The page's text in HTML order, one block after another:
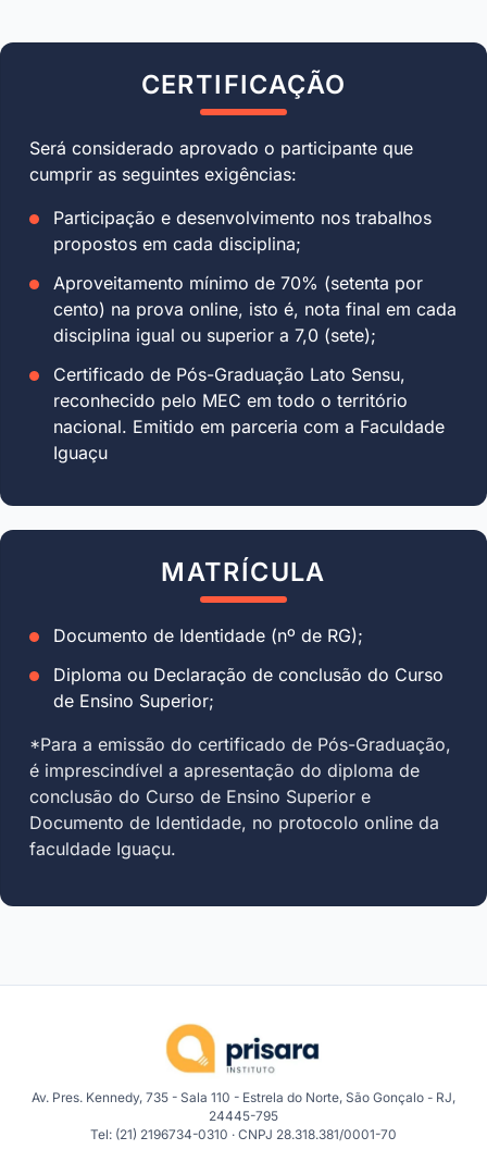
CERTIFICAÇÃO
Será considerado aprovado o participante que
cumprir as seguintes exigências:
Participação e desenvolvimento nos trabalhos
propostos em cada disciplina;
Aproveitamento mínimo de 70% (setenta por
cento) na prova online, isto é, nota final em cada
disciplina igual ou superior a 7,0 (sete);
Certificado de Pós-Graduação Lato Sensu,
reconhecido pelo MEC em todo o território
nacional. Emitido em parceria com a Faculdade
Iguaçu
MATRÍCULA
Documento de Identidade (nº de RG);
Diploma ou Declaração de conclusão do Curso
de Ensino Superior;
*Para a emissão do certificado de Pós-Graduação,
é imprescindível a apresentação do diploma de
conclusão do Curso de Ensino Superior e
Documento de Identidade, no protocolo online da
faculdade Iguaçu.
Av. Pres. Kennedy, 735 - Sala 110 - Estrela do Norte, São Gonçalo - RJ,
24445-795
Tel: (21) 2196734-0310 · CNPJ 28.318.381/0001-70